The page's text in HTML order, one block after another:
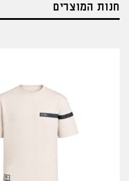
חנות המוצרים